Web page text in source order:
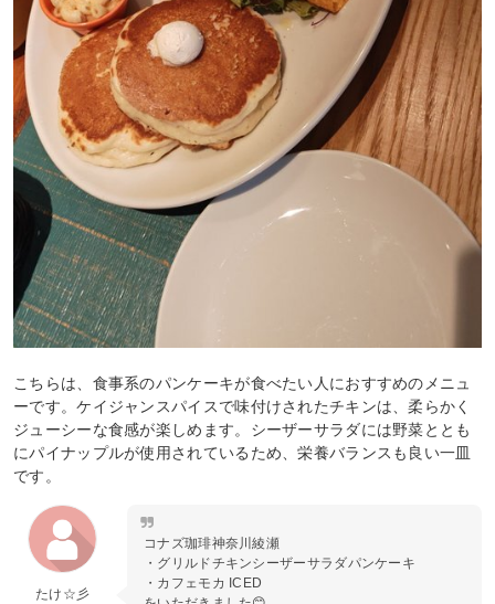
こちらは、食事系のパンケーキが食べたい人におすすめのメニュ
ーです。ケイジャンスパイスで味付けされたチキンは、柔らかく
ジューシーな食感が楽しめます。シーザーサラダには野菜ととも
にパイナップルが使用されているため、栄養バランスも良い一皿
です。
たけ☆彡
コナズ珈琲神奈川綾瀬
・グリルドチキンシーザーサラダパンケーキ
・カフェモカ ICED